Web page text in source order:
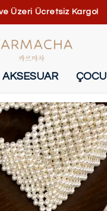
Üzeri Ücretsiz Kargo!
AKSESUAR